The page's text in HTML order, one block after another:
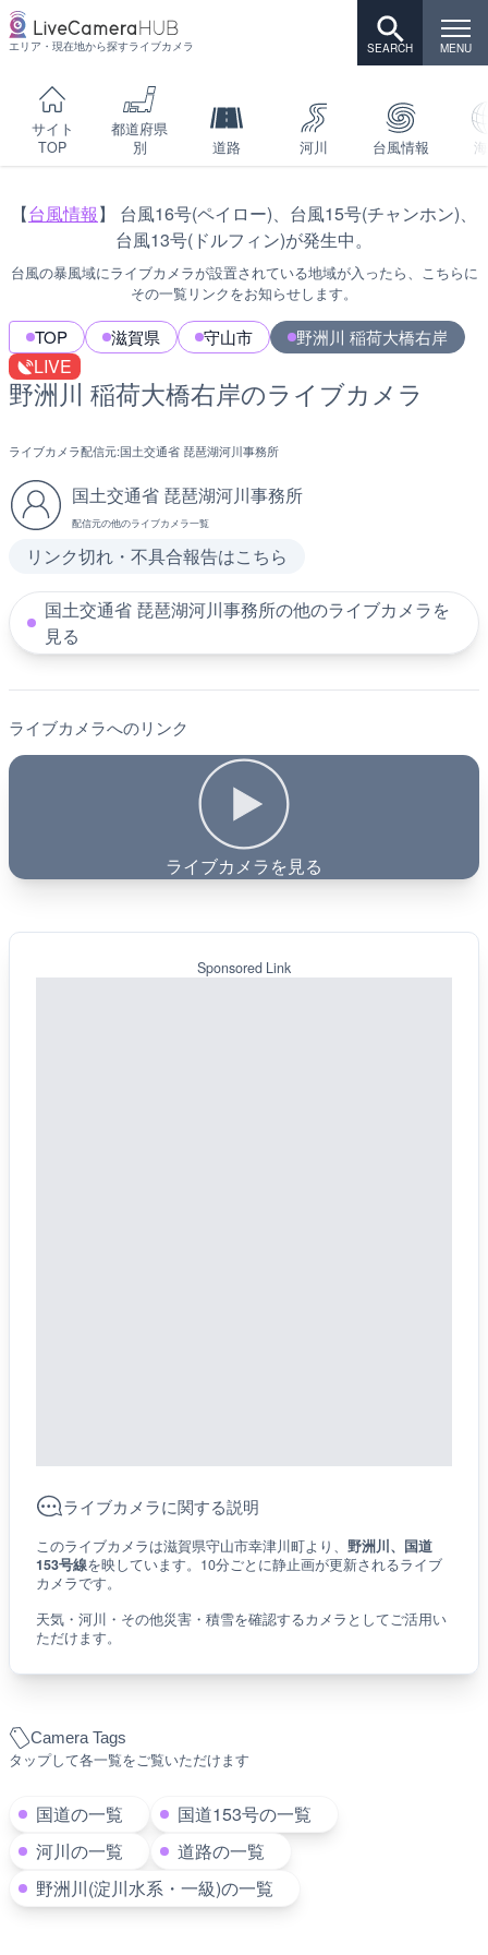
エリア・現在地から探すライブカメラ
サイト
TOP
都道府県
別
道路 河川 台風情報
【台風情報】 台風16号(ペイロー)、台風15号(チャンホン)、
台風13号(ドルフィン)が発生中。
台風の暴風域にライブカメラが設置されている地域が入ったら、こちらに
その一覧リンクをお知らせします。
TOP 滋賀県 守山市 野洲川 稲荷大橋右岸
LIVE
野洲川 稲荷大橋右岸のライブカメラ
ライブカメラ配信元:国土交通省 琵琶湖河川事務所
国土交通省 琵琶湖河川事務所
配信元の他のライブカメラ一覧
リンク切れ・不具合報告はこちら
国土交通省 琵琶湖河川事務所の他のライブカメラを
見る
ライブカメラへのリンク
ライブカメラを見る
Camera Tags
タップして各一覧をご覧いただけます
国道の一覧
国道153号の一覧
河川の一覧
道路の一覧
野洲川(淀川水系・一級)の一覧
Sponsored Link
ライブカメラに関する説明
このライブカメラは滋賀県守山市幸津川町より、 野洲川、国道
153号線を映しています。10分ごとに静止画が更新されるライブ
カメラです。
天気・河川・その他災害・積雪を確認するカメラとしてご活用い
ただけます。